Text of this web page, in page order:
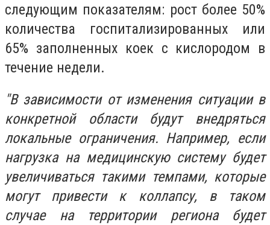
следующим показателям: рост более 50%
количества госпитализированных или
65% заполненных коек с кислородом в
течение недели.
"В зависимости от изменения ситуации в
конкретной области будут внедряться
локальные ограничения. Например, если
нагрузка на медицинскую систему будет
увеличиваться такими темпами, которые
могут привести к коллапсу, в таком
случае на территории региона будет